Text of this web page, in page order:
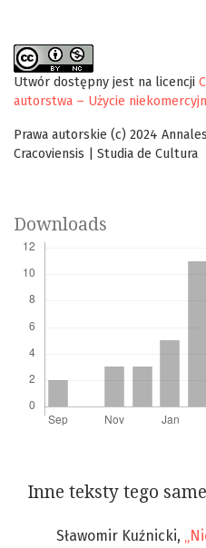
Utwór dostępny jest na licencji
autorstwa – Użycie
Prawa autorskie (c) 2024
Cracoviensis | Studia de Cultura
Downloads
Inne teksty tego
Sławomir Kuźnicki,